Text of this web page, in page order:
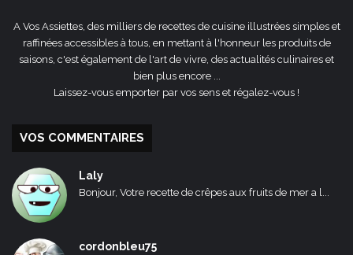
A Vos Assiettes, des milliers de recettes de cuisine illustrées simples et
raffinées accessibles à tous, en mettant à l'honneur les produits de
saisons, c'est également de l'art de vivre, des actualités culinaires et
bien plus encore ...
Laissez-vous emporter par vos sens et régalez-vous !
VOS COMMENTAIRES
Laly
Bonjour, Votre recette de crêpes aux fruits de mer a l...
cordonbleu75